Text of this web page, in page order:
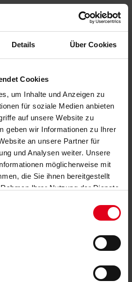
Details Über Cookies
Cookies
um Inhalte und Anzeigen zu
für soziale Medien anbieten
auf unsere Website zu
geben wir Informationen zu Ihrer
an unsere Partner für
und Analysen weiter. Unsere
möglicherweise mit
die Sie ihnen bereitgestellt
Ihrer Nutzung der Dienste